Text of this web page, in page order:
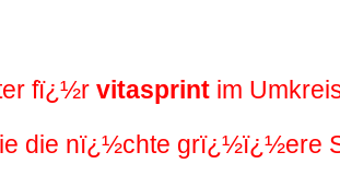
fï¿½r vitasprint im
die nï¿½chte grï¿½ï¿½ere